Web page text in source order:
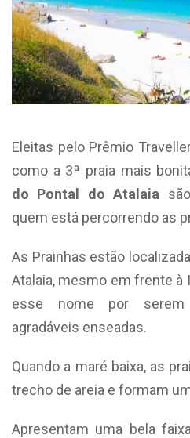
Eleitas pelo Prêmio
como a 3ª praia mais
do Pontal do Atalaia
quem está percorrendo as
As Prainhas estão
Atalaia, mesmo em frente à
esse nome por
agradáveis enseadas.
Quando a maré baixa, as
trecho de areia e formam
Apresentam uma bela